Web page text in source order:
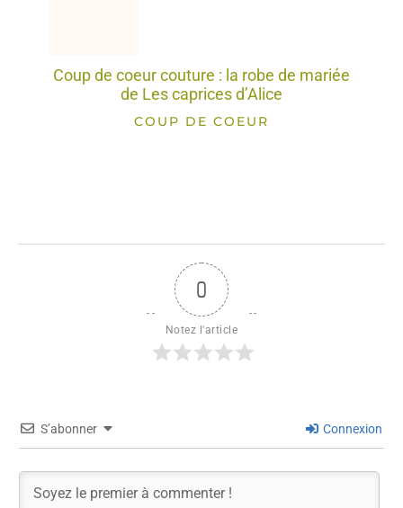
Coup de coeur couture : la robe de mariée
de Les caprices d’Alice
COUP DE COEUR
0
Notez l'article
S’abonner Connexion